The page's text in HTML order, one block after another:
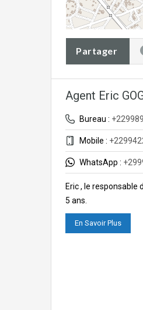
Partager
Agent Eric
Bureau :
Mobile :
WhatsApp :
Eric , le responsable
5 ans.
En Savoir Plus